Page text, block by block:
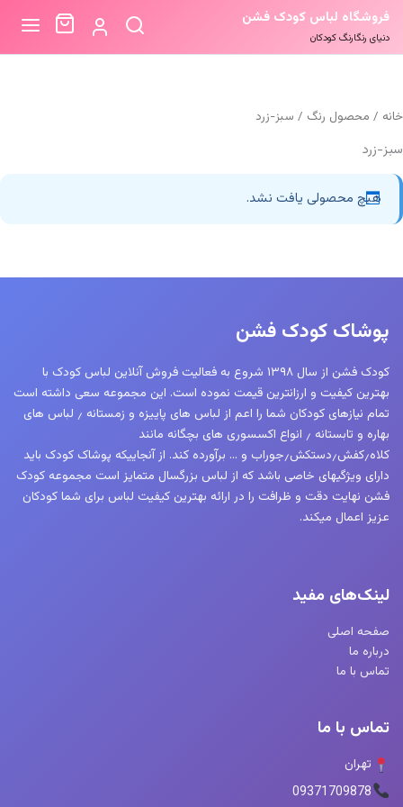
فروشگاه لباس کودک فشن
دنیای رنگارنگ کودکان
خانه / محصول رنگ / سبز-زرد
سبز-زرد
هیچ محصولی یافت نشد.
پوشاک کودک فشن
کودک فشن از سال ۱۳۹۸ شروع به فعالیت فروش آنلاین لباس کودک با
بهترین کیفیت و ارزانترین قیمت نموده است. این مجموعه سعی داشته است
تمام نیازهای کودکان شما را اعم از لباس های پاییزه و زمستانه ٫ لباس های
بهاره و تابستانه ٫ انواع اکسسوری های بچگانه مانند
کلاه٫کفش٫دستکش٫جوراب و … برآورده کند. از آنجاییکه پوشاک کودک باید
دارای ویژگیهای خاصی باشد که از لباس بزرگسال متمایز است مجموعه کودک
فشن نهایت دقت و ظرافت را در ارائه بهترین کیفیت لباس برای شما کودکان
عزیز اعمال میکند.
لینک‌های مفید
صفحه اصلی
درباره ما
تماس با ما
تماس با ما
تهران
09371709878